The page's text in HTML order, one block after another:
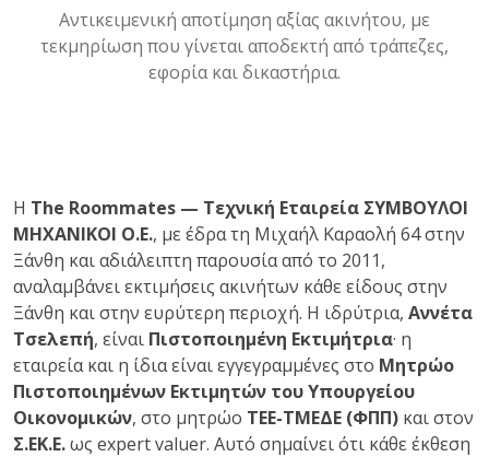
Αντικειμενική αποτίμηση αξίας ακινήτου, με
τεκμηρίωση που γίνεται αποδεκτή από τράπεζες,
εφορία και δικαστήρια.
Η The Roommates — Τεχνική Εταιρεία ΣΥΜΒΟΥΛΟΙ
ΜΗΧΑΝΙΚΟΙ Ο.Ε., με έδρα τη Μιχαήλ Καραολή 64 στην
Ξάνθη και αδιάλειπτη παρουσία από το 2011,
αναλαμβάνει εκτιμήσεις ακινήτων κάθε είδους στην
Ξάνθη και στην ευρύτερη περιοχή. Η ιδρύτρια, Αννέτα
Τσελεπή, είναι Πιστοποιημένη Εκτιμήτρια· η
εταιρεία και η ίδια είναι εγγεγραμμένες στο Μητρώο
Πιστοποιημένων Εκτιμητών του Υπουργείου
Οικονομικών, στο μητρώο ΤΕΕ-ΤΜΕΔΕ (ΦΠΠ) και στον
Σ.ΕΚ.Ε.ως expert valuer. Αυτό σημαίνει ότι κάθε έκθεση